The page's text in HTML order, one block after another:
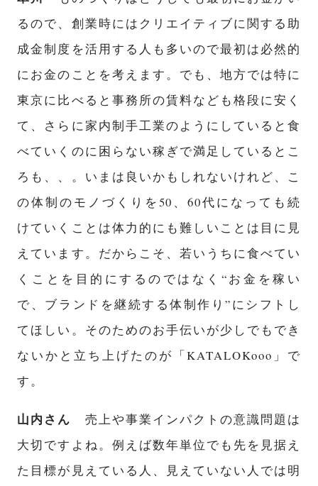
るので、創業時にはクリエイティブに関する助
成金制度を活用する人も多いので最初は必然的
にお金のことを考えます。でも、地方では特に
東京に比べると事務所の賃料なども格段に安く
て、さらに家内制手工業のようにしていると食
べていくのに困らない稼ぎで満足しているとこ
ろも、、。いまは良いかもしれないけれど、こ
の体制のモノづくりを50、60代になっても続
けていくことは体力的にも難しいことは目に見
えています。だからこそ、若いうちに食べてい
くことを目的にするのではなく“お金を稼い
で、ブランドを継続する体制作り”にシフトし
てほしい。そのためのお手伝いが少しでもでき
ないかと立ち上げたのが「KATALOKooo」で
す。
山内さん
売上や事業インパクトの意識問題は
大切ですよね。例えば数年単位でも先を見据え
た目標が見えている人、見えていない人では明